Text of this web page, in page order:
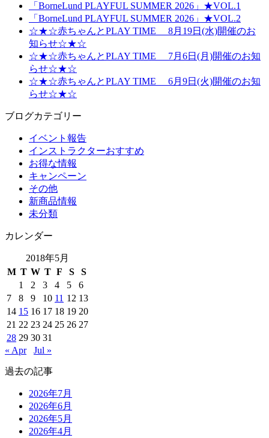
「BorneLund PLAYFUL SUMMER 2026」★VOL.1
「BorneLund PLAYFUL SUMMER 2026」★VOL.2
☆★☆赤ちゃんとPLAY TIME 8月19日(水)開催のお
知らせ☆★☆
☆★☆赤ちゃんとPLAY TIME 7月6日(月)開催のお知
らせ☆★☆
☆★☆赤ちゃんとPLAY TIME 6月9日(火)開催のお知
らせ☆★☆
ブログカテゴリー
イベント報告
インストラクターおすすめ
お得な情報
キャンペーン
その他
新商品情報
未分類
カレンダー
2018年5月
M T W T F S
S
1
2 3 4 5
6
7
8 9 10 11 12 13
14 15 16 17 18 19 20
21 22 23 24 25 26 27
28 29 30 31
« Apr
Jul »
過去の記事
2026年7月
2026年6月
2026年5月
2026年4月